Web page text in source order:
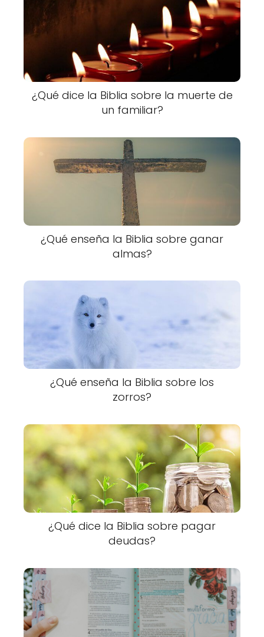
¿Qué dice la Biblia sobre la muerte de
un familiar?
¿Qué enseña la Biblia sobre ganar
almas?
¿Qué enseña la Biblia sobre los
zorros?
¿Qué dice la Biblia sobre pagar
deudas?